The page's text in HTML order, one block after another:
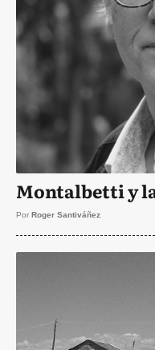
Montalbetti y
Por Roger Santiváñez